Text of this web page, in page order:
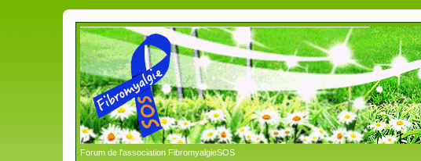
Forum de l'association FibromyalgieSOS